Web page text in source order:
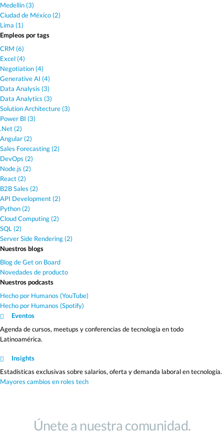
Medellín (3)
Ciudad de México (2)
Lima (1)
Empleos por tags
CRM (6)
Excel (4)
Negotiation (4)
Generative AI (4)
Data Analysis (3)
Data Analytics (3)
Solution Architecture (3)
Power BI (3)
.Net (2)
Angular (2)
Sales Forecasting (2)
DevOps (2)
Node.js (2)
React (2)
B2B Sales (2)
API Development (2)
Python (2)
Cloud Computing (2)
SQL (2)
Server Side Rendering (2)
Nuestros blogs
Blog de Get on Board
Novedades de producto
Nuestros podcasts
Hecho por Humanos (YouTube)
Hecho por Humanos (Spotify)
Eventos
Agenda de cursos, meetups y conferencias de tecnología en todo
Latinoamérica.
Insights
Estadísticas exclusivas sobre salarios, oferta y demanda laboral en tecnología.
Mayores cambios en roles tech
Únete a nuestra comunidad.